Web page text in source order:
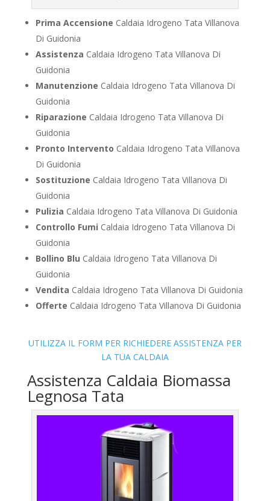
Prima Accensione Caldaia Idrogeno Tata Villanova
Di Guidonia
Assistenza Caldaia Idrogeno Tata Villanova Di
Guidonia
Manutenzione Caldaia Idrogeno Tata Villanova Di
Guidonia
Riparazione Caldaia Idrogeno Tata Villanova Di
Guidonia
Pronto Intervento Caldaia Idrogeno Tata Villanova
Di Guidonia
Sostituzione Caldaia Idrogeno Tata Villanova Di
Guidonia
Pulizia Caldaia Idrogeno Tata Villanova Di Guidonia
Controllo Fumi Caldaia Idrogeno Tata Villanova Di
Guidonia
Bollino Blu Caldaia Idrogeno Tata Villanova Di
Guidonia
Vendita Caldaia Idrogeno Tata Villanova Di Guidonia
Offerte Caldaia Idrogeno Tata Villanova Di Guidonia
UTILIZZA IL FORM PER RICHIEDERE ASSISTENZA PER
LA TUA CALDAIA
Assistenza Caldaia Biomassa
Legnosa Tata